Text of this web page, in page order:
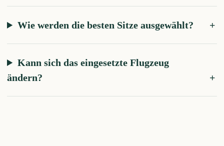
Wie werden die besten Sitze ausgewählt?
Kann sich das eingesetzte Flugzeug
ändern?